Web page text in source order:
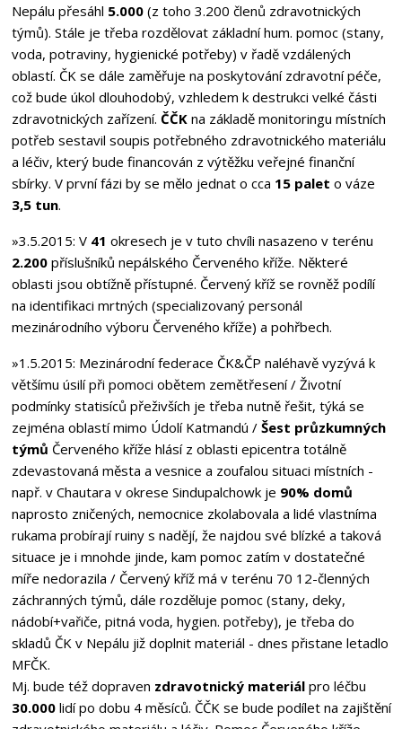
Nepálu přesáhl 5.000(z toho 3.200 členů zdravotnických
týmů). Stále je třeba rozdělovat základní hum. pomoc (stany,
voda, potraviny, hygienické potřeby) v řadě vzdálených
oblastí. ČK se dále zaměřuje na poskytování zdravotní péče,
což bude úkol dlouhodobý, vzhledem k destrukci velké části
zdravotnických zařízení. ČČKna základě monitoringu místních
potřeb sestavil soupis potřebného zdravotnického materiálu
a léčiv, který bude financován z výtěžku veřejné finanční
sbírky. V první fázi by se mělo jednat o cca 15 palet o váze
3,5 tun.
»3.5.2015: V 41 okresech je v tuto chvíli nasazeno v terénu
2.200příslušníků nepálského Červeného kříže. Některé
oblasti jsou obtížně přístupné. Červený kříž se rovněž podílí
na identifikaci mrtných (specializovaný personál
mezinárodního výboru Červeného kříže) a pohřbech.
»1.5.2015: Mezinárodní federace ČK&ČP naléhavě vyzývá k
většímu úsilí při pomoci obětem zemětřesení / Životní
podmínky statisíců přeživších je třeba nutně řešit, týká se
zejména oblastí mimo Údolí Katmandú / Šest průzkumných
týmů Červeného kříže hlásí z oblasti epicentra totálně
zdevastovaná města a vesnice a zoufalou situaci místních -
např. v Chautara v okrese Sindupalchowk je 90% domů
naprosto zničených, nemocnice zkolabovala a lidé vlastníma
rukama probírají ruiny s nadějí, že najdou své blízké a taková
situace je i mnohde jinde, kam pomoc zatím v dostatečné
míře nedorazila / Červený kříž má v terénu 70 12-členných
záchranných týmů, dále rozděluje pomoc (stany, deky,
nádobí+vařiče, pitná voda, hygien. potřeby), je třeba do
skladů ČK v Nepálu již doplnit materiál - dnes přistane letadlo
MFČK.
Mj. bude též dopraven zdravotnický materiálpro léčbu
30.000lidí po dobu 4 měsíců. ČČK se bude podílet na zajištění